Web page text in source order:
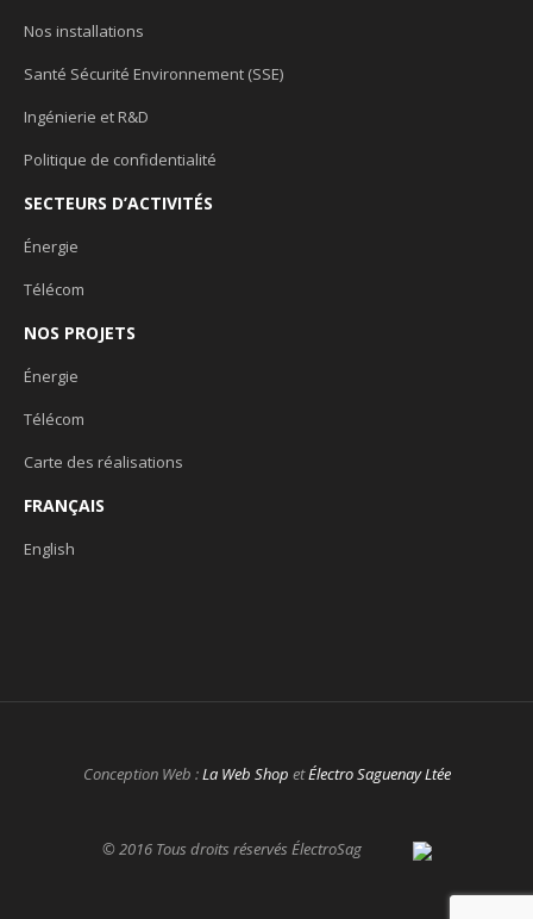
Nos installations
Santé Sécurité Environnement (SSE)
Ingénierie et R&D
Politique de confidentialité
SECTEURS D’ACTIVITÉS
Énergie
Télécom
NOS PROJETS
Énergie
Télécom
Carte des réalisations
FRANÇAIS
English
Conception Web :La Web Shop etÉlectro Saguenay Ltée
© 2016 Tous droits réservés ÉlectroSag